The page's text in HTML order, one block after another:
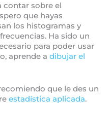
contar sobre el
que hayas
los histogramas y
Ha sido un
para poder usar
aprende a dibujar el
que le des un
estadística aplicada.